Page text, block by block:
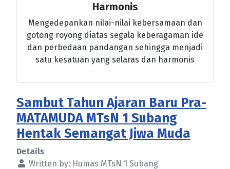
Harmonis
Mengedepankan nilai-nilai kebersamaan dan
gotong royong diatas segala keberagaman ide
dan perbedaan pandangan sehingga menjadi
satu kesatuan yang selaras dan harmonis
Sambut Tahun Ajaran Baru Pra-
MATAMUDA MTsN 1 Subang
Hentak Semangat Jiwa Muda
Details
Written by: Humas MTsN 1 Subang